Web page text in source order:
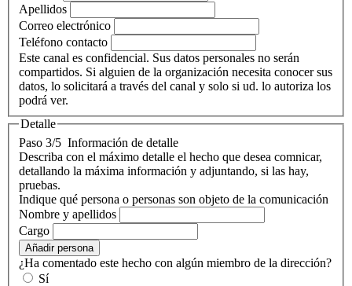
Apellidos
Correo electrónico
Teléfono contacto
Este canal es confidencial. Sus datos personales no serán
compartidos. Si alguien de la organización necesita conocer sus
datos, lo solicitará a través del canal y solo si ud. lo autoriza los
podrá ver.
Detalle
Paso 3/5 Información de detalle
Describa con el máximo detalle el hecho que desea comnicar,
detallando la máxima información y adjuntando, si las hay,
pruebas.
Indique qué persona o personas son objeto de la comunicación
Nombre y apellidos
Cargo
Añadir persona
¿Ha comentado este hecho con algún miembro de la dirección?
Sí